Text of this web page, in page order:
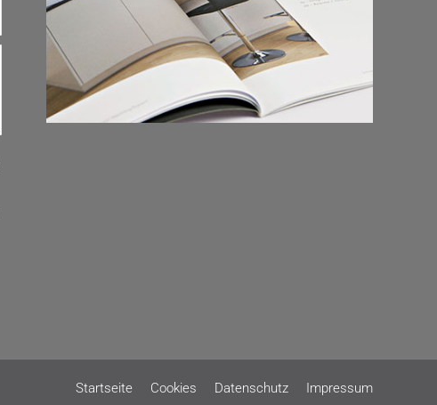
Startseite Cookies Datenschutz Impressum